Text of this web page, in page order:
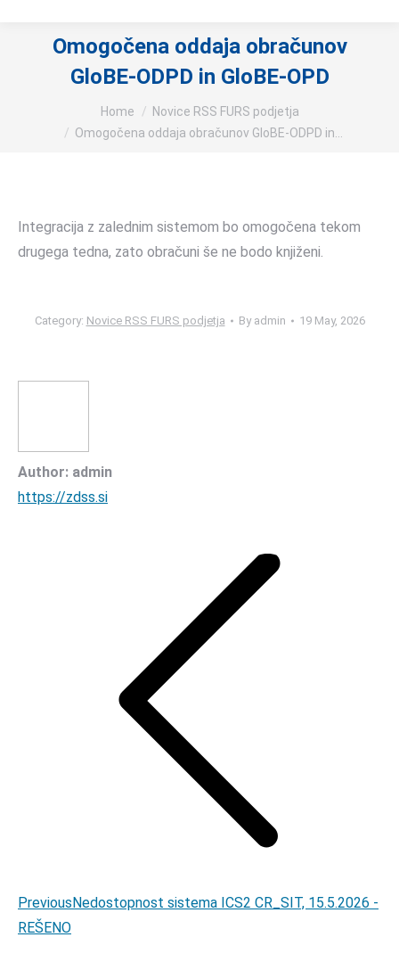
Omogočena oddaja obračunov
GloBE-ODPD in GloBE-OPD
Home
Novice RSS FURS podjetja
Omogočena oddaja obračunov GloBE-ODPD in…
Integracija z zalednim sistemom bo omogočena tekom
drugega tedna, zato obračuni še ne bodo knjiženi.
Category: Novice RSS FURS podjetja By admin 19 May, 2026
Author: admin
https://zdss.si
PreviousPrevious
Nedostopnost sistema ICS2 CR_SIT, 15.5.2026 -
REŠENO